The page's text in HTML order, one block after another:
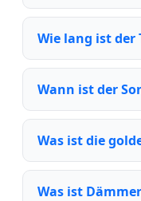
Wie lang ist der
Wann ist der
Was ist die
Was ist